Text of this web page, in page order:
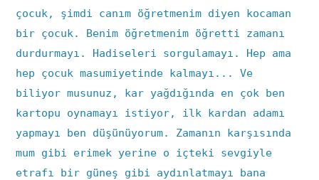
çocuk, şimdi canım öğretmenim diyen kocaman
bir çocuk. Benim öğretmenim öğretti zamanı
durdurmayı. Hadiseleri sorgulamayı. Hep ama
hep çocuk masumiyetinde kalmayı... Ve
biliyor musunuz, kar yağdığında en çok ben
kartopu oynamayı istiyor, ilk kardan adamı
yapmayı ben düşünüyorum. Zamanın karşısında
mum gibi erimek yerine o içteki sevgiyle
etrafı bir güneş gibi aydınlatmayı bana